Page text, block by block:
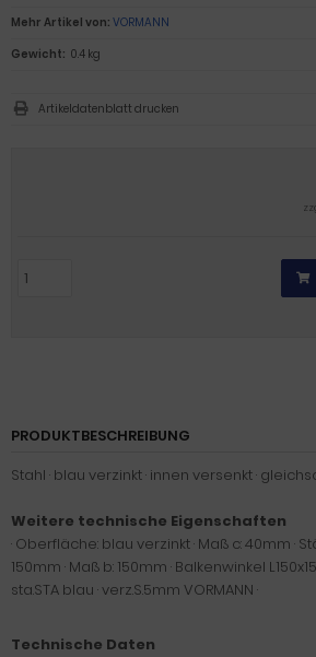
Mehr Artikel von: VORMANN
Gewicht: 0.4 kg
Artikeldatenblatt drucken
PRODUKTBESCHREIBUNG
Stahl · blau verzinkt · innen versenkt ·
Weitere technische Eigenschaften
· Oberfläche: blau verzinkt · Maß c: 40mm ·
150mm · Maß b: 150mm · Balkenwinkel
sta.STA blau · verz.S.5mm VORMANN ·
Technische Daten